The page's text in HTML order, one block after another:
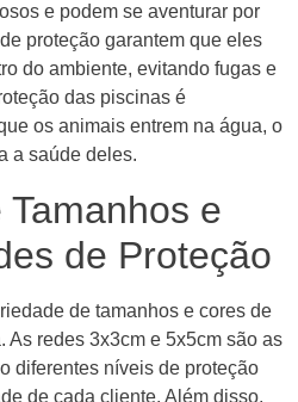
e podem se aventurar por
proteção garantem que eles
do ambiente, evitando fugas e
das piscinas é
os animais entrem na água, o
a saúde deles.
e
de Proteção
de tamanhos e cores de
As redes 3x3cm e 5x5cm são as
diferentes níveis de proteção
de cada cliente. Além disso,